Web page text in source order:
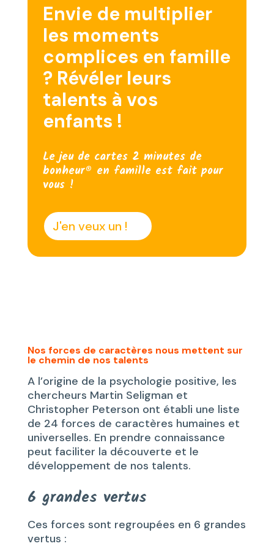
Envie de multiplier
les moments
complices en famille
? Révéler leurs
talents à vos
enfants !
Le jeu de cartes 2 minutes de
bonheur® en famille est fait pour
vous !
J'en veux un !
Nos forces de caractères nous mettent sur
le chemin de nos talents
A l’origine de la psychologie positive, les
chercheurs Martin Seligman et
Christopher Peterson ont établi une liste
de 24 forces de caractères humaines et
universelles. En prendre connaissance
peut faciliter la découverte et le
développement de nos talents.
6 grandes vertus
Ces forces sont regroupées en 6 grandes
vertus :